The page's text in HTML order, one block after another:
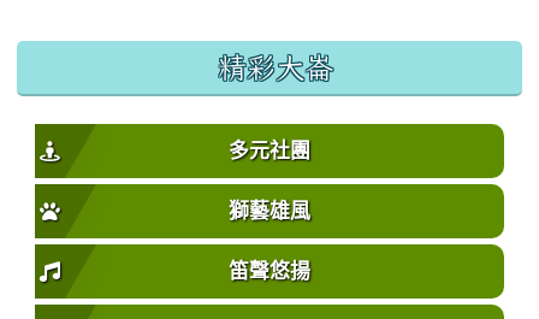
精彩大崙
多元社團
獅藝雄風
笛聲悠揚